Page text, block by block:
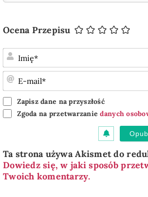
Ocena Przepisu
Zapisz dane na przyszłość
Zgoda na przetwarzaniedanych
Ta strona używa Akismet do
Dowiedz się, w jaki sposób
Twoich komentarzy.